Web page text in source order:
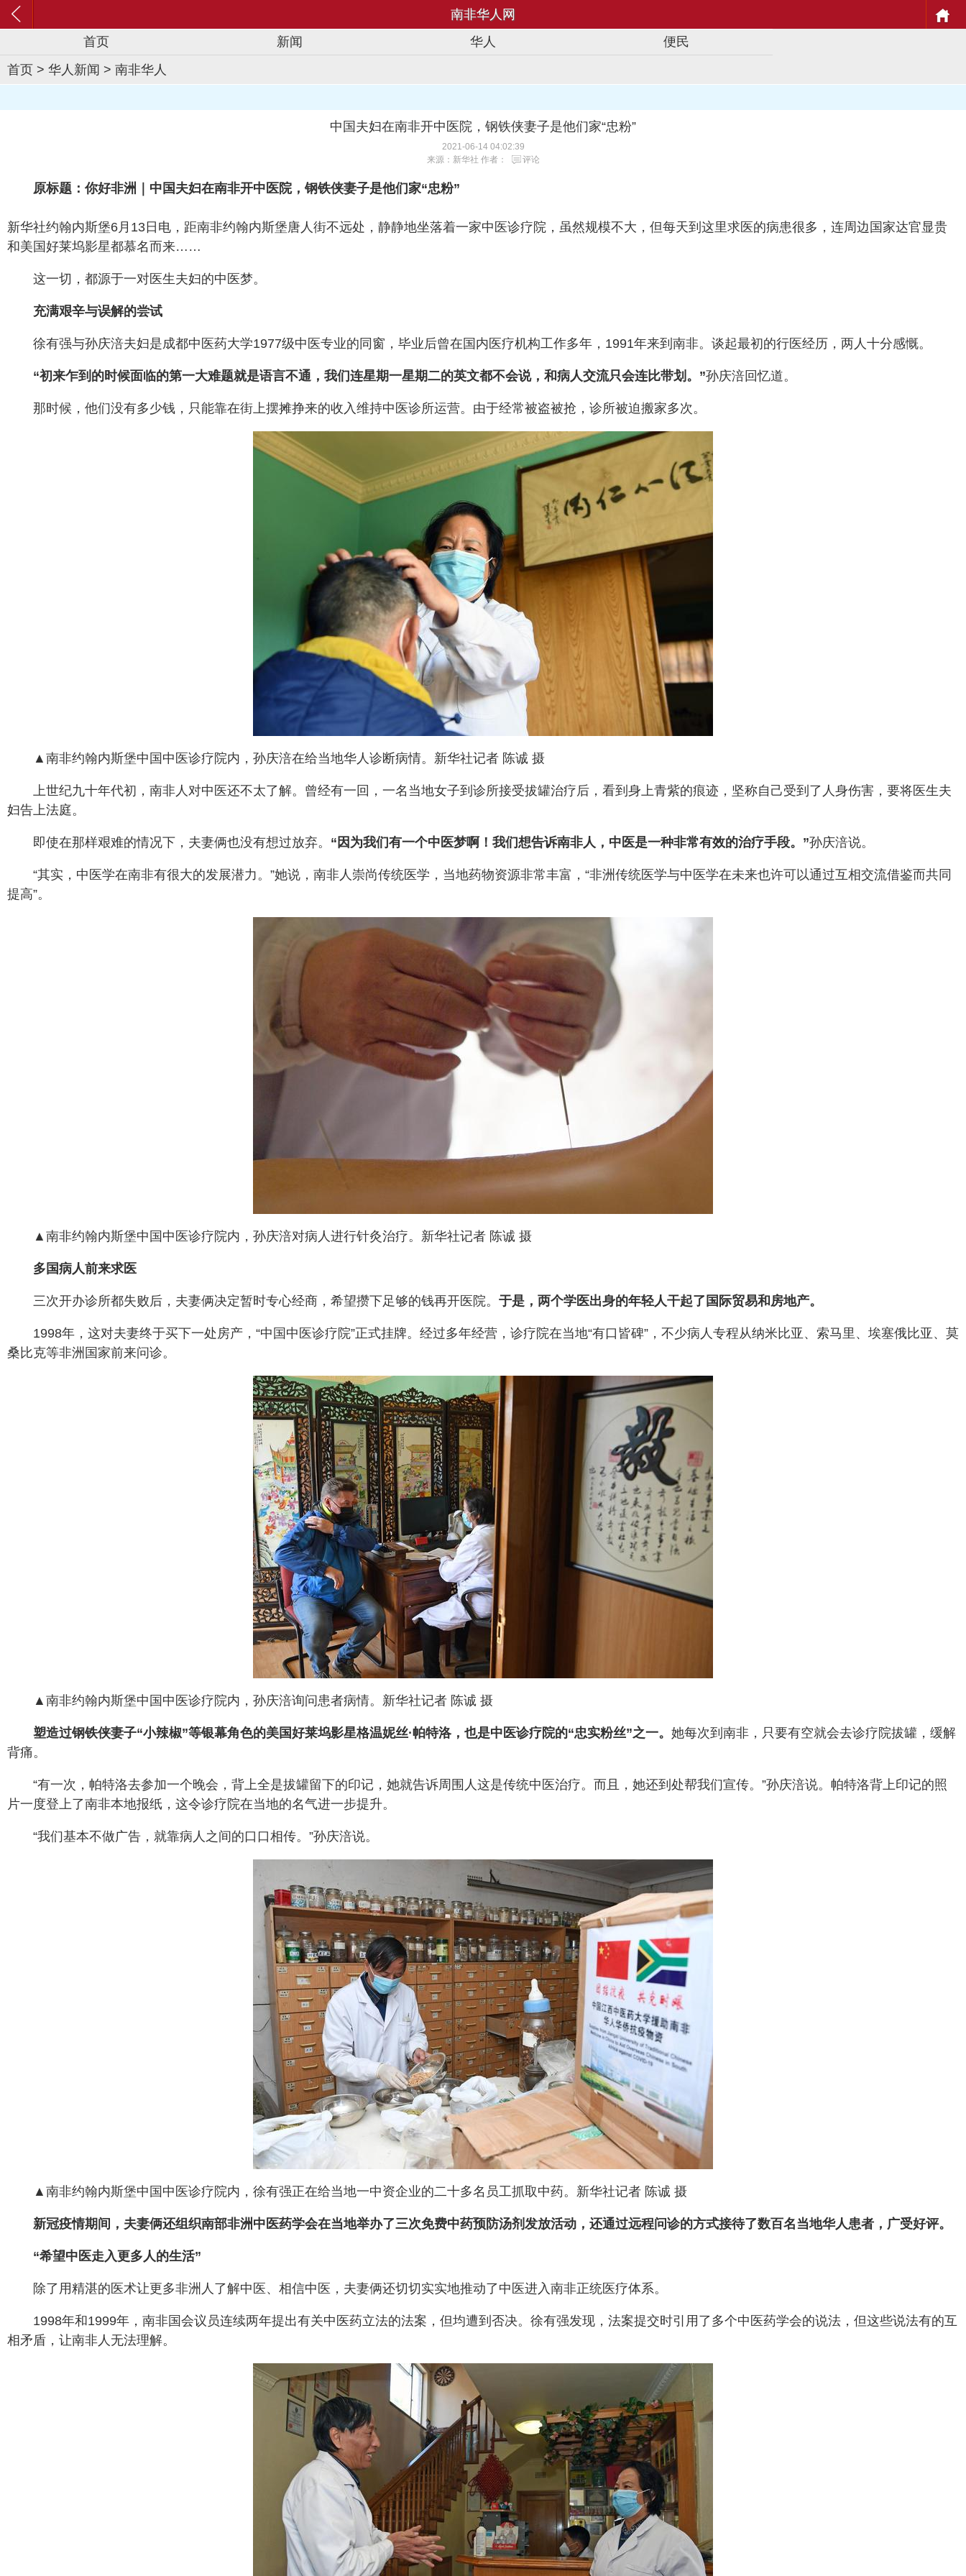
南非华人网
首页
新闻 华人
便民
首页 > 华人新闻 > 南非华人
中国夫妇在南非开中医院，钢铁侠妻子是他们家“忠粉”
2021-06-14 04:02:39
来源：新华社 作者：
评论
原标题：你好非洲｜中国夫妇在南非开中医院，钢铁侠妻子是他们家“忠粉”
新华社约翰内斯堡6月13日电，距南非约翰内斯堡唐人街不远处，静静地坐落着一家中医诊疗院，虽然规模不大，但每天到这里求医的病患很多，连周边国家达官显贵
和美国好莱坞影星都慕名而来……
这一切，都源于一对医生夫妇的中医梦。
充满艰辛与误解的尝试
徐有强与孙庆涪夫妇是成都中医药大学1977级中医专业的同窗，毕业后曾在国内医疗机构工作多年，1991年来到南非。谈起最初的行医经历，两人十分感慨。
“初来乍到的时候面临的第一大难题就是语言不通，我们连星期一星期二的英文都不会说，和病人交流只会连比带划。”孙庆涪回忆道。
那时候，他们没有多少钱，只能靠在街上摆摊挣来的收入维持中医诊所运营。由于经常被盗被抢，诊所被迫搬家多次。
▲南非约翰内斯堡中国中医诊疗院内，孙庆涪在给当地华人诊断病情。新华社记者 陈诚 摄
上世纪九十年代初，南非人对中医还不太了解。曾经有一回，一名当地女子到诊所接受拔罐治疗后，看到身上青紫的痕迹，坚称自己受到了人身伤害，要将医生夫
妇告上法庭。
即使在那样艰难的情况下，夫妻俩也没有想过放弃。 “因为我们有一个中医梦啊！我们想告诉南非人，中医是一种非常有效的治疗手段。”孙庆涪说。
“其实，中医学在南非有很大的发展潜力。”她说，南非人崇尚传统医学，当地药物资源非常丰富，“非洲传统医学与中医学在未来也许可以通过互相交流借鉴而共同
提高”。
▲南非约翰内斯堡中国中医诊疗院内，孙庆涪对病人进行针灸治疗。新华社记者 陈诚 摄
多国病人前来求医
三次开办诊所都失败后，夫妻俩决定暂时专心经商，希望攒下足够的钱再开医院。 于是，两个学医出身的年轻人干起了国际贸易和房地产。
1998年，这对夫妻终于买下一处房产，“中国中医诊疗院”正式挂牌。经过多年经营，诊疗院在当地“有口皆碑”，不少病人专程从纳米比亚、索马里、埃塞俄比亚、莫
桑比克等非洲国家前来问诊。
▲南非约翰内斯堡中国中医诊疗院内，孙庆涪询问患者病情。新华社记者 陈诚 摄
塑造过钢铁侠妻子“小辣椒”等银幕角色的美国好莱坞影星格温妮丝·帕特洛，也是中医诊疗院的“忠实粉丝”之一。 她每次到南非，只要有空就会去诊疗院拔罐，缓解
背痛。
“有一次，帕特洛去参加一个晚会，背上全是拔罐留下的印记，她就告诉周围人这是传统中医治疗。而且，她还到处帮我们宣传。”孙庆涪说。帕特洛背上印记的照
片一度登上了南非本地报纸，这令诊疗院在当地的名气进一步提升。
“我们基本不做广告，就靠病人之间的口口相传。”孙庆涪说。
▲南非约翰内斯堡中国中医诊疗院内，徐有强正在给当地一中资企业的二十多名员工抓取中药。新华社记者 陈诚 摄
新冠疫情期间，夫妻俩还组织南部非洲中医药学会在当地举办了三次免费中药预防汤剂发放活动，还通过远程问诊的方式接待了数百名当地华人患者，广受好评。
“希望中医走入更多人的生活”
除了用精湛的医术让更多非洲人了解中医、相信中医，夫妻俩还切切实实地推动了中医进入南非正统医疗体系。
1998年和1999年，南非国会议员连续两年提出有关中医药立法的法案，但均遭到否决。徐有强发现，法案提交时引用了多个中医药学会的说法，但这些说法有的互
相矛盾，让南非人无法理解。